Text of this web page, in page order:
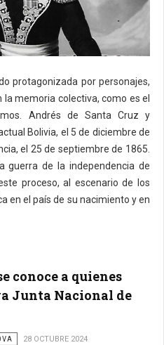
protagonizada por personajes,
memoria colectiva, como es el
Andrés de Santa Cruz y
Bolivia, el 5 de diciembre de
el 25 de septiembre de 1865.
guerra de la independencia de
proceso, al escenario de los
en el país de su nacimiento y en
conoce a quienes
Junta Nacional de
28 OCTUBRE 2024